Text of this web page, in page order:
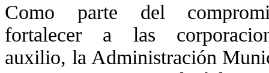
Como parte del
fortalecer a las
auxilio, la Administración